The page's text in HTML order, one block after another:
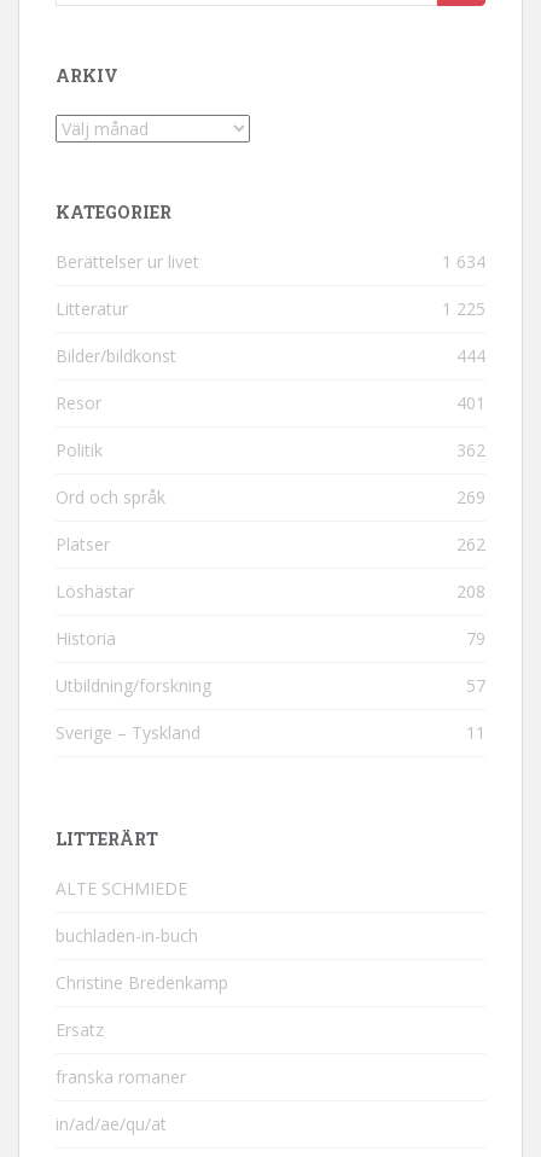
ARKIV
Arkiv
KATEGORIER
Berättelser ur livet 1 634
Litteratur 1 225
Bilder/bildkonst 444
Resor 401
Politik 362
Ord och språk 269
Platser 262
Löshästar 208
Historia 79
Utbildning/forskning 57
Sverige – Tyskland 11
LITTERÄRT
ALTE SCHMIEDE
buchladen-in-buch
Christine Bredenkamp
Ersatz
franska romaner
in/ad/ae/qu/at